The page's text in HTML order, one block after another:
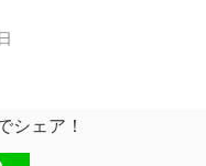
シェア！